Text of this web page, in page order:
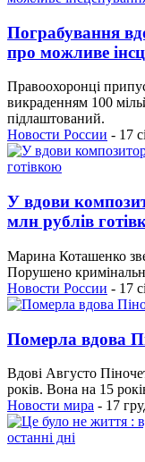
Пограбування
про можливе
Правоохоронці
викраденням 100
підлаштований.
Новости России - 17
У вдови
млн рублів
Марина Коташенко
Порушено
Новости России - 17
Померла вдова
Вдові Августо
років. Вона на 15
Новости мира - 17